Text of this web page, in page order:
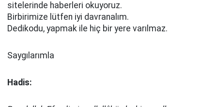
sitelerinde haberleri okuyoruz.
Birbirimize lütfen iyi davranalım.
Dedikodu, yapmak ile hiç bir yere varılmaz.
Saygılarımla
Hadis: